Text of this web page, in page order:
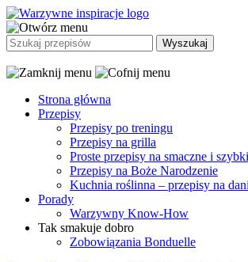
Strona główna
Przepisy
Przepisy po treningu
Przepisy na grilla
Proste przepisy na smaczne i
Przepisy na Boże Narodzenie
Kuchnia roślinna – przepisy na
Porady
Warzywny Know-How
Tak smakuje dobro
Zobowiązania Bonduelle